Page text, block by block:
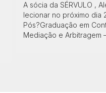
A sócia da SÉRVULO ,
lecionar no próximo dia
Pós?Graduação em
Mediação e Arbitragem